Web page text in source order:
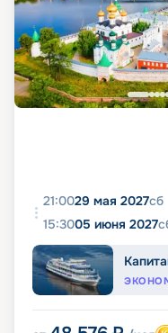
21:0029 мая 2027сб
15:3005 июня 2027